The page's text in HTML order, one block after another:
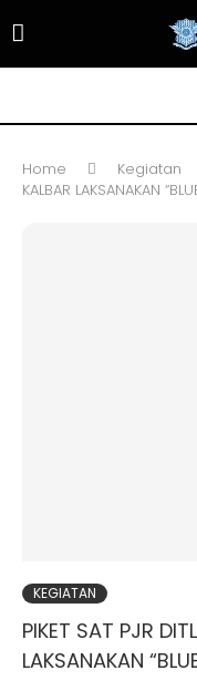
Home Kegiatan
KALBAR LAKSANAKAN
KEGIATAN
PIKET SAT PJR
LAKSANAKAN